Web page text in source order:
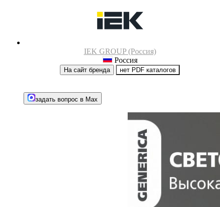
IEK GROUP (Россия)
Россия
На сайт бренда нет PDF каталогов
задать вопрос в Max